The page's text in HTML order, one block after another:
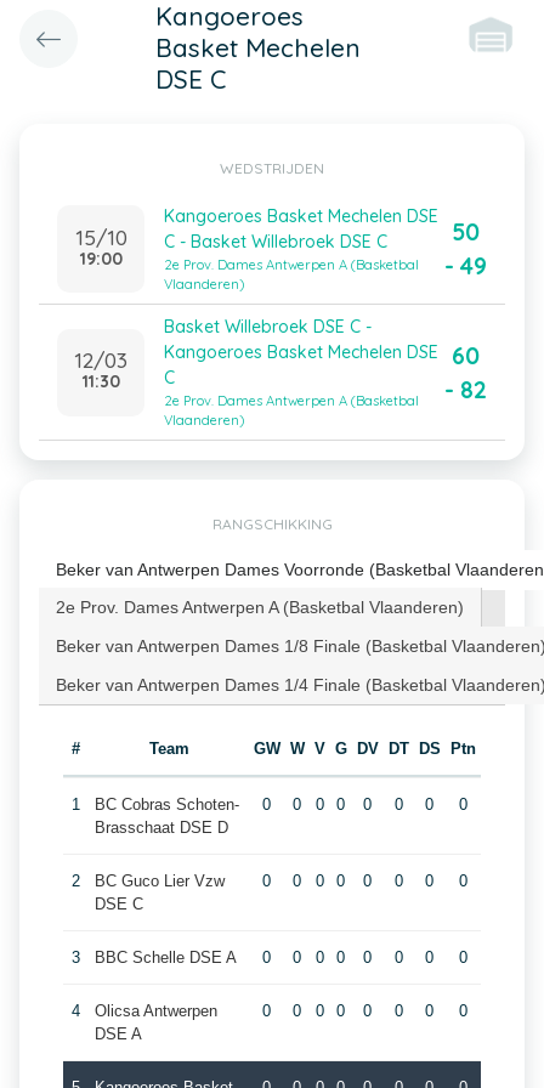
Kangoeroes
Basket Mechelen
DSE C
WEDSTRIJDEN
15/10
19:00
Kangoeroes Basket Mechelen DSE
C - Basket Willebroek DSE C
2e Prov. Dames Antwerpen A (Basketbal
Vlaanderen)
50
- 49
12/03
11:30
Basket Willebroek DSE C -
Kangoeroes Basket Mechelen DSE
C
2e Prov. Dames Antwerpen A (Basketbal
Vlaanderen)
60
- 82
RANGSCHIKKING
Beker van Antwerpen Dames Voorronde (Basketbal
2e Prov. Dames Antwerpen A (Basketbal Vlaanderen)
Beker van Antwerpen Dames 1/8 Finale (Basketbal
Beker van Antwerpen Dames 1/4 Finale (Basketbal
# Team GW W V G DV DT DS Ptn
1
BC Cobras Schoten-
Brasschaat DSE D
0 0 0 0 0 0 0 0
2
BC Guco Lier Vzw
DSE C
0 0 0 0 0 0 0 0
3 BBC Schelle DSE A 0 0 0 0 0 0 0 0
4
Olicsa Antwerpen
DSE A
0 0 0 0 0 0 0 0